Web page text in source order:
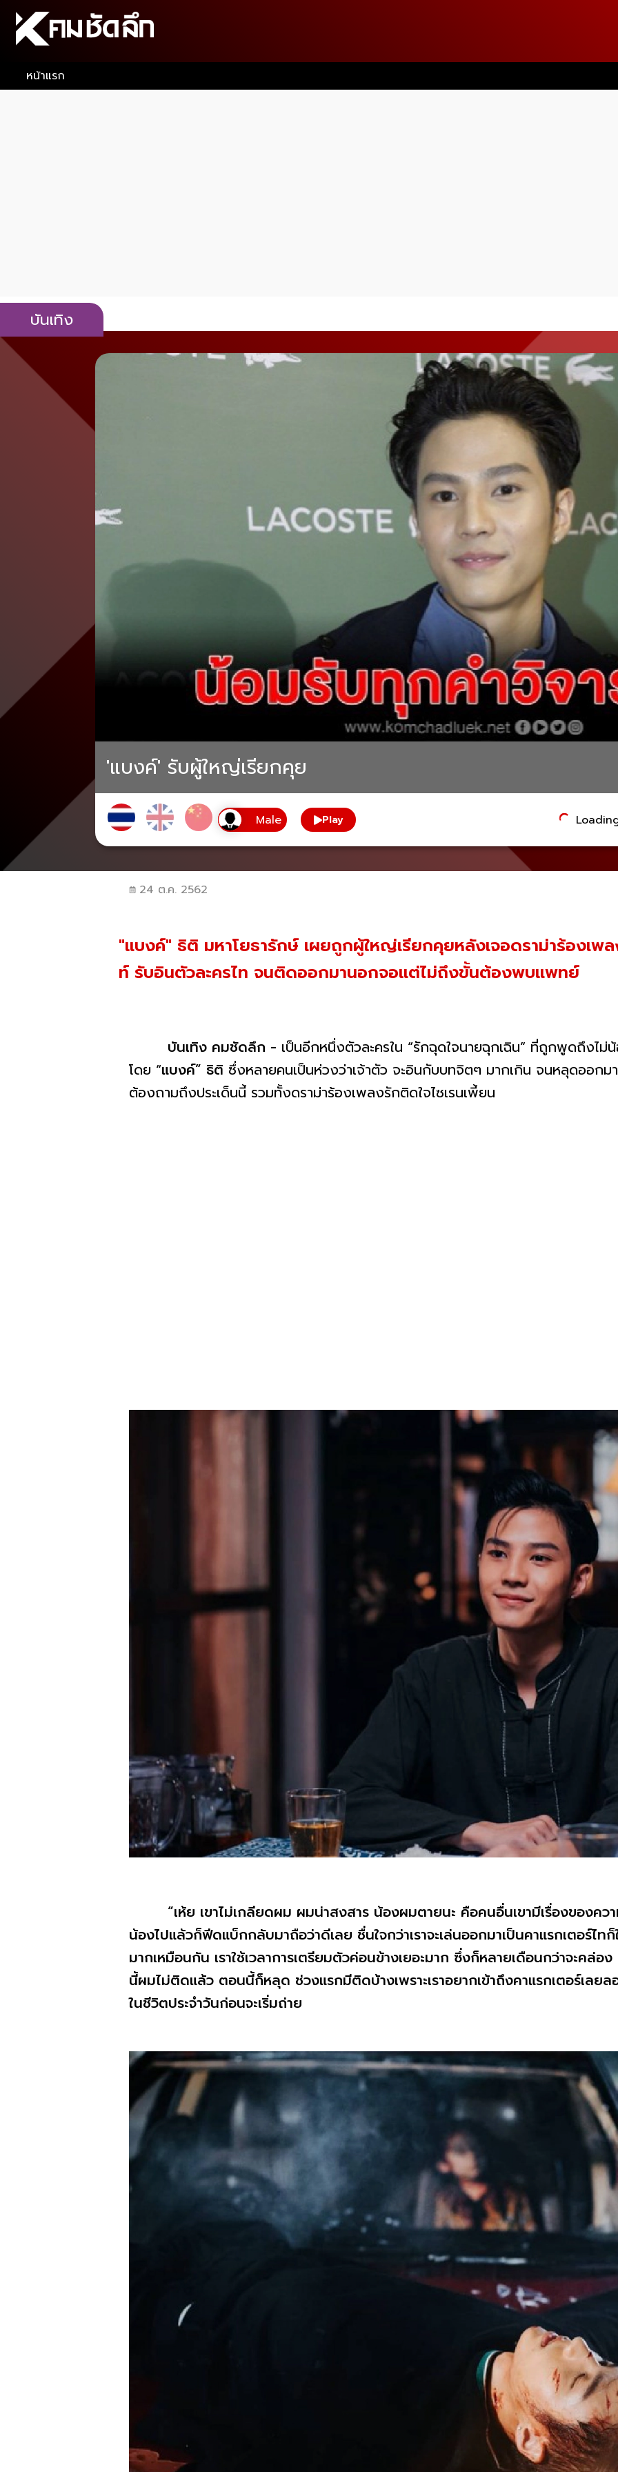
หน้าแรก
บันเทิง
'แบงค์' รับผู้ใหญ่เรียกคุย
Play
24 ต.ค. 2562
"แบงค์" ธิติ มหาโยธารักษ์ เผยถูกผู้ใหญ่เรียกคุยหลังเจอดราม่าร้องเพล
ท์ รับอินตัวละครไท จนติดออกมานอกจอแต่ไม่ถึงขั้นต้องพบแพทย์
บันเทิง คมชัดลึก - เป็นอีกหนึ่งตัวละครใน “รักฉุดใจนายฉุกเฉิน” ที่ถูกพูดถึงไม่
โดย “แบงค์” ธิติ ซึ่งหลายคนเป็นห่วงว่าเจ้าตัว จะอินกับบทจิตๆ มากเกิน จนหลุดออกม
ต้องถามถึงประเด็นนี้ รวมทั้งดราม่าร้องเพลงรักติดใจไซเรนเพี้ยน
“เห้ย เขาไม่เกลียดผม ผมน่าสงสาร น้องผมตายนะ คือคนอื่นเขามีเรื่องของคว
น้องไปแล้วก็ฟีดแบ็กกลับมาถือว่าดีเลย ชื่นใจกว่าเราจะเล่นออกมาเป็นคาแรกเตอร์ไท
มากเหมือนกัน เราใช้เวลาการเตรียมตัวค่อนข้างเยอะมาก ซึ่งก็หลายเดือนกว่าจะคล่
นี้ผมไม่ติดแล้ว ตอนนี้ก็หลุด ช่วงแรกมีติดบ้างเพราะเราอยากเข้าถึงคาแรกเตอร์เลยล
ในชีวิตประจำวันก่อนจะเริ่มถ่าย